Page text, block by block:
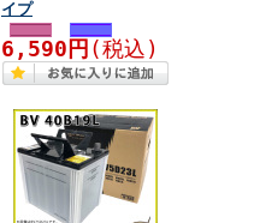
イプ
6,590円 (税込)